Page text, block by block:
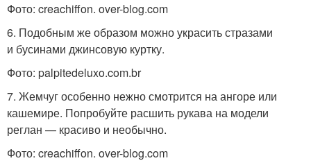
Фото: creachiffon. over-blog.com
6. Подобным же образом можно украсить стразами
и бусинами джинсовую куртку.
Фото: palpitedeluxo.com.br
7. Жемчуг особенно нежно смотрится на ангоре или
кашемире. Попробуйте расшить рукава на модели
реглан — красиво и необычно.
Фото: creachiffon. over-blog.com